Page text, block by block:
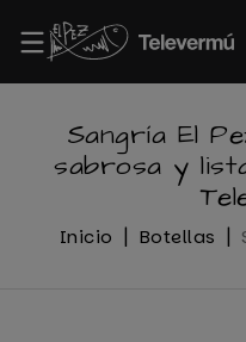
Sangría El
sabrosa y
Inicio Botellas